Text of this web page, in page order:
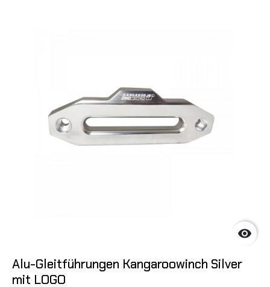

Alu-Gleitführungen Kangaroowinch Silver
mit LOGO